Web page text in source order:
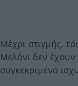
Μέχρι στιγμής,
Μελόνι δεν έχουν
συγκεκριμένο